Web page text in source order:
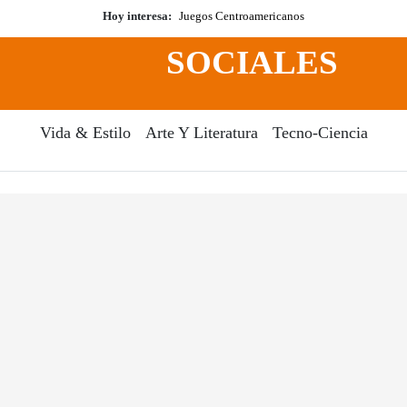
Hoy interesa: Juegos Centroamericanos
SOCIALES
Vida & Estilo Arte Y Literatura Tecno-Ciencia